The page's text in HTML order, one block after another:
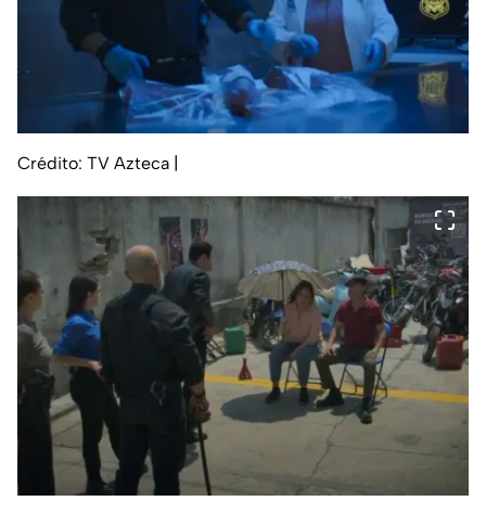
Crédito: TV Azteca